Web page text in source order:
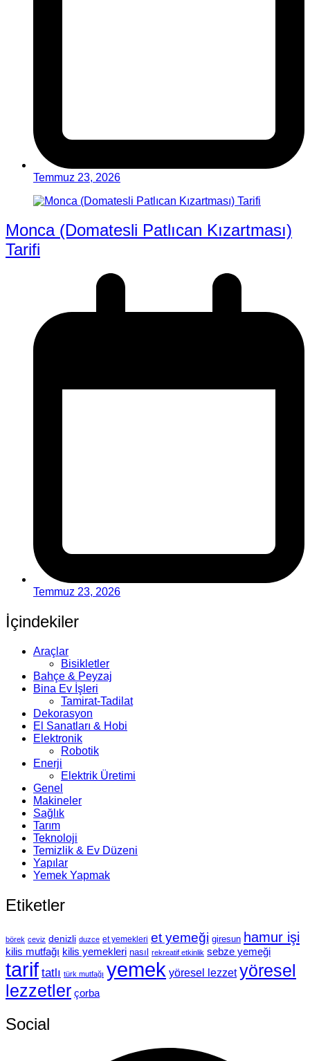
Temmuz 23, 2026
Monca (Domatesli Patlıcan Kızartması)
Tarifi
Temmuz 23, 2026
İçindekiler
Araçlar
Bisikletler
Bahçe & Peyzaj
Bina Ev İşleri
Tamirat-Tadilat
Dekorasyon
El Sanatları & Hobi
Elektronik
Robotik
Enerji
Elektrik Üretimi
Genel
Makineler
Sağlık
Tarım
Teknoloji
Temizlik & Ev Düzeni
Yapılar
Yemek Yapmak
Etiketler
börek ceviz denizli duzce et yemekleri et yemeği giresun hamur işi
kilis mutfağı kilis yemekleri nasıl rekreatif etkinlik sebze yemeği
tarif tatlı türk mutfağı yemek yöresel lezzet yöresel
lezzetler çorba
Social